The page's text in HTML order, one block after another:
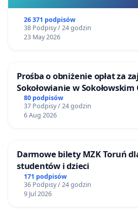
26 371 podpisów
38 Podpisy / 24 godzin
23 May 2026
Prośba o obniżenie opłat za
Sokołowianie w
80 podpisów
37 Podpisy / 24 godzin
6 Aug 2026
Darmowe bilety MZK Toruń
studentów i dzieci
171 podpisów
36 Podpisy / 24 godzin
9 Jul 2026